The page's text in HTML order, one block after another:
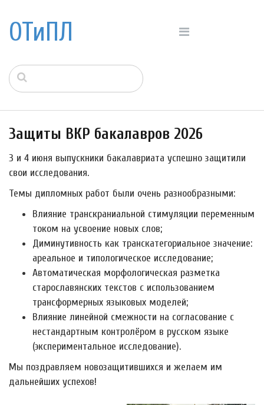
ОТиПЛ
Защиты ВКР бакалавров 2026
3 и 4 июня выпускники бакалавриата успешно защитили
свои исследования.
Темы дипломных работ были очень разнообразными:
Влияние транскраниальной стимуляции переменным
током на усвоение новых слов;
Диминутивность как транскатегориальное значение:
ареальное и типологическое исследование;
Автоматическая морфологическая разметка
старославянских текстов с использованием
трансформерных языковых моделей;
Влияние линейной смежности на согласование с
нестандартным контролёром в русском языке
(экспериментальное исследование).
Мы поздравляем новозащитившихся и желаем им
дальнейших успехов!